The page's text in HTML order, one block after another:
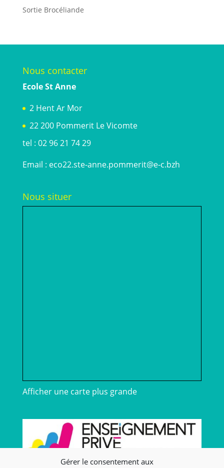
Gérer le consentement aux
Sortie Brocéliande
Nous contacter
Ecole St Anne
2 Hent Ar Mor
22 200 Pommerit Le Vicomte
tel : 02 96 21 74 29
Email : eco22.ste-anne.pommerit@e-c.bzh
Nous situer
Afficher une carte plus grande